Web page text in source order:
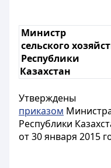
Министр
сельского
Республики
Казахстан
Утверждены
приказом
Республики
от 30 января 2015